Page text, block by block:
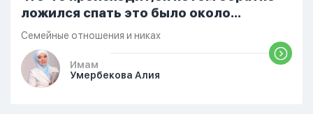
ложился спать это было около
одиннадцати вечера. Но я снова
разбудила его, сказав, что мне плохо.
Он ответил: «Я живу с больными». Мне
стало очень обидно, и я решила
Семейные отношения и никах
Имам
Умербекова Алия